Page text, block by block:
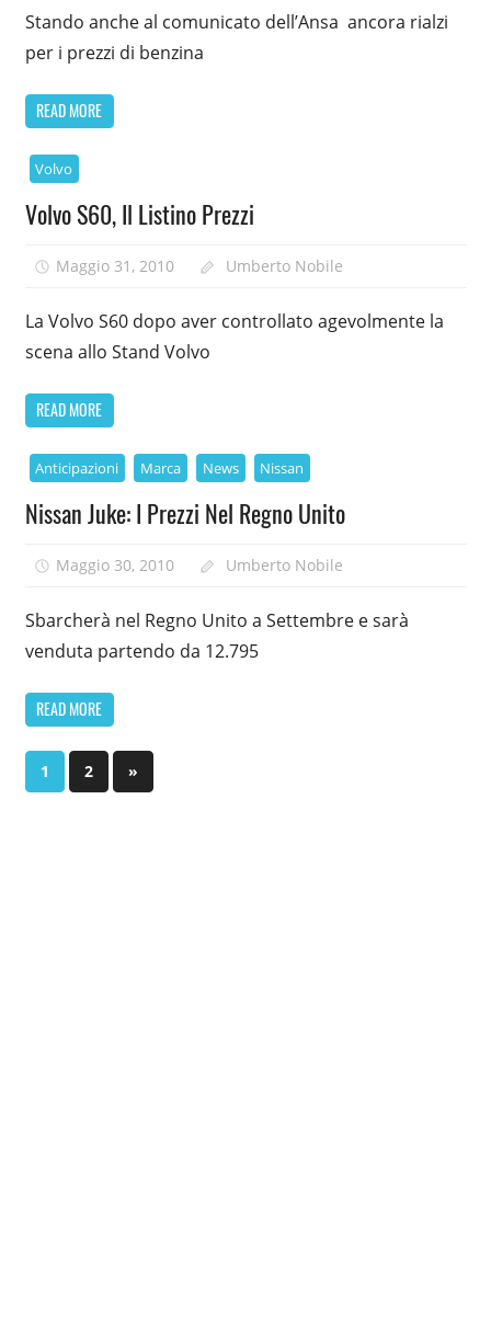
Stando anche al comunicato dell’Ansa ancora rialzi
per i prezzi di benzina
READ MORE
Volvo
Volvo S60, Il Listino Prezzi
Maggio 31, 2010 Umberto Nobile
La Volvo S60 dopo aver controllato agevolmente la
scena allo Stand Volvo
READ MORE
Anticipazioni Marca News Nissan
Nissan Juke: I Prezzi Nel Regno Unito
Maggio 30, 2010 Umberto Nobile
Sbarcherà nel Regno Unito a Settembre e sarà
venduta partendo da 12.795
READ MORE
Paginazione
1 2
Next
Posts
»